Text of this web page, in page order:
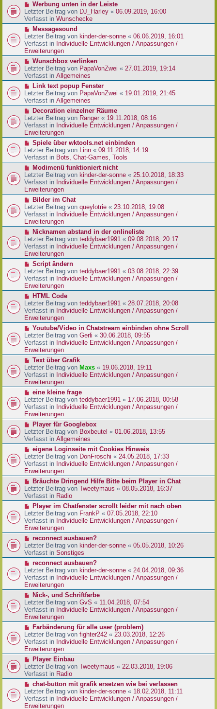
r
a
g
B
e
i
r
a
g
N
e
u
e
r
B
e
i
r
a
g
Werbung unten in der Leiste
Letzter Beitrag von DJ_Harley « 06.09.2019, 16:00
Verfasst in Wunschecke
N
e
u
e
r
B
e
i
r
a
g
Messagesound
Letzter Beitrag von kinder-der-sonne « 06.06.2019, 16:01
Verfasst in Individuelle Entwicklungen / Anpassungen /
Erweiterungen
N
e
u
e
r
B
e
t
r
a
g
Wunschbox verlinken
Letzter Beitrag von PapaVonZwei « 27.01.2019, 19:14
Verfasst in Allgemeines
N
e
u
e
r
B
e
i
r
a
g
Link text popup Fenster
Letzter Beitrag von PapaVonZwei « 19.01.2019, 21:45
Verfasst in Allgemeines
N
e
u
e
r
B
e
i
r
a
g
Decoration einzelner Räume
Letzter Beitrag von Ranger « 19.11.2018, 08:16
Verfasst in Individuelle Entwicklungen / Anpassungen /
Erweiterungen
N
e
u
e
r
B
e
i
r
a
g
Spiele über wktools.net einbinden
Letzter Beitrag von Linn « 09.11.2018, 14:19
Verfasst in Bots, Chat-Games, Tools
N
e
u
e
r
B
e
i
t
a
g
Modimenü funktioniert nicht
Letzter Beitrag von kinder-der-sonne « 25.10.2018, 18:33
Verfasst in Individuelle Entwicklungen / Anpassungen /
Erweiterungen
N
e
u
e
r
B
e
i
t
a
g
Bilder im Chat
Letzter Beitrag von queylotrie « 23.10.2018, 19:08
Verfasst in Individuelle Entwicklungen / Anpassungen /
Erweiterungen
N
e
u
e
r
B
e
i
t
a
g
Nicknamen abstand in der onlineliste
Letzter Beitrag von teddybaer1991 « 09.08.2018, 20:17
Verfasst in Individuelle Entwicklungen / Anpassungen /
Erweiterungen
N
e
u
e
r
B
e
i
t
a
g
Script ändern
Letzter Beitrag von teddybaer1991 « 03.08.2018, 22:39
Verfasst in Individuelle Entwicklungen / Anpassungen /
Erweiterungen
N
e
u
e
r
B
e
i
t
a
g
HTML Code
Letzter Beitrag von teddybaer1991 « 28.07.2018, 20:08
Verfasst in Individuelle Entwicklungen / Anpassungen /
Erweiterungen
N
e
u
e
r
B
e
i
t
a
g
Youtube/Video in Chatstream einbinden ohne Scroll
Letzter Beitrag von Gerli « 30.06.2018, 09:55
Verfasst in Individuelle Entwicklungen / Anpassungen /
Erweiterungen
N
e
u
e
r
B
e
i
t
a
g
Text über Grafik
Letzter Beitrag von Maxs « 19.06.2018, 19:11
Verfasst in Individuelle Entwicklungen / Anpassungen /
Erweiterungen
N
e
u
e
r
B
e
i
r
a
g
eine kleine frage
Letzter Beitrag von teddybaer1991 « 17.06.2018, 00:58
Verfasst in Individuelle Entwicklungen / Anpassungen /
Erweiterungen
N
e
u
e
r
B
e
i
r
a
g
Player für Googlebox
Letzter Beitrag von Boxbeutel « 01.06.2018, 13:55
Verfasst in Allgemeines
N
e
u
e
r
B
e
i
r
a
g
eigene Loginseite mit Cookies Hinweis
Letzter Beitrag von DonFroschi « 24.05.2018, 17:33
Verfasst in Individuelle Entwicklungen / Anpassungen /
Erweiterungen
N
e
u
e
r
B
e
i
r
a
g
Bräuchte Dringend Hilfe Bitte beim Player in Chat
Letzter Beitrag von Tweetymaus « 08.05.2018, 16:37
Verfasst in Radio
N
e
u
e
r
B
e
i
r
a
g
Player im Chatfenster scrollt leider mit nach oben
Letzter Beitrag von FrankP « 07.05.2018, 22:10
Verfasst in Individuelle Entwicklungen / Anpassungen /
Erweiterungen
N
e
u
e
r
B
e
i
r
a
g
reconnect ausbauen?
Letzter Beitrag von kinder-der-sonne « 05.05.2018, 10:26
Verfasst in Sonstiges
N
e
u
e
r
B
e
i
t
a
g
reconnect ausbauen?
Letzter Beitrag von kinder-der-sonne « 24.04.2018, 09:36
Verfasst in Individuelle Entwicklungen / Anpassungen /
Erweiterungen
N
e
u
e
r
B
e
i
t
a
g
Nick-, und Schriftfarbe
Letzter Beitrag von GvS « 11.04.2018, 07:54
Verfasst in Individuelle Entwicklungen / Anpassungen /
Erweiterungen
N
e
u
e
r
B
e
i
r
a
g
Farbänderung für alle user (problem)
Letzter Beitrag von fighter242 « 23.03.2018, 12:26
Verfasst in Individuelle Entwicklungen / Anpassungen /
Erweiterungen
N
e
u
e
r
B
e
Player Einbau
Letzter Beitrag von Tweetymaus « 22.03.2018, 19:06
Verfasst in Radio
N
e
u
e
chat-button mit grafik ersetzen wie bei verlassen
Letzter Beitrag von kinder-der-sonne « 18.02.2018, 11:11
Verfasst in Individuelle Entwicklungen / Anpassungen /
Erweiterungen